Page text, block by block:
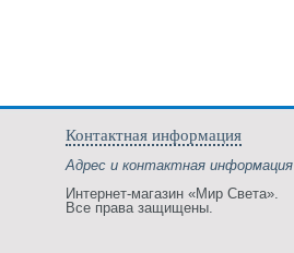
Контактная информация
Адрес и контактная информация
Интернет-магазин «Мир Света».
Все права защищены.